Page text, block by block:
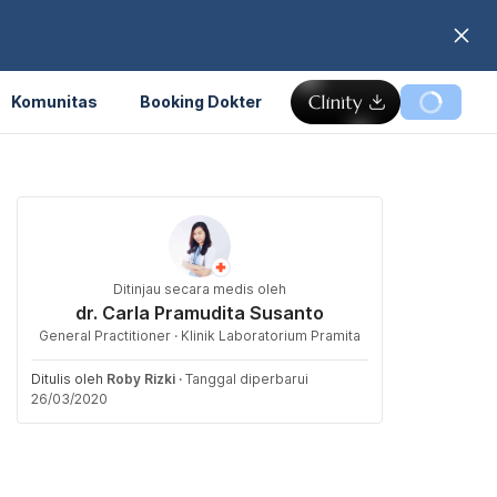
Komunitas Booking Dokter
Ditinjau secara medis oleh
dr. Carla Pramudita Susanto
General Practitioner · Klinik Laboratorium Pramita
Ditulis oleh Roby Rizki · Tanggal diperbarui
26/03/2020